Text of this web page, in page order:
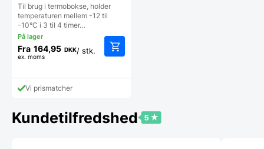
Til brug i termobokse, holder
temperaturen mellem -12 til
-10°C i 3 til 4 timer…
Fra 164,95 DKK
ex. moms
/ stk.
Mulighederne
kan
Vi prismatcher
Kundetilfredshed